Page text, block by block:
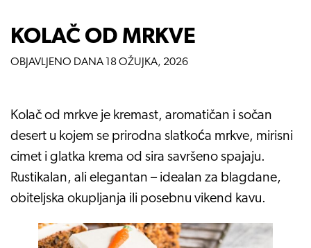
KOLAČ OD MRKVE
OBJAVLJENO DANA 18 OŽUJKA, 2026
Kolač od mrkve je kremast, aromatičan i sočan
desert u kojem se prirodna slatkoća mrkve, mirisni
cimet i glatka krema od sira savršeno spajaju.
Rustikalan, ali elegantan – idealan za blagdane,
obiteljska okupljanja ili posebnu vikend kavu.